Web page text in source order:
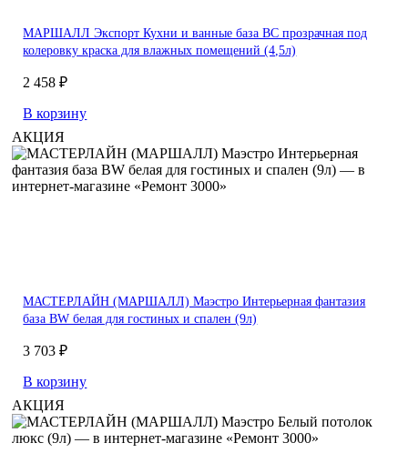
МАРШАЛЛ Экспорт Кухни и ванные база BC прозрачная под
колеровку краска для влажных помещений (4,5л)
2 458 ₽
В корзину
АКЦИЯ
МАСТЕРЛАЙН (МАРШАЛЛ) Маэстро Интерьерная фантазия
база BW белая для гостиных и спален (9л)
3 703 ₽
В корзину
АКЦИЯ